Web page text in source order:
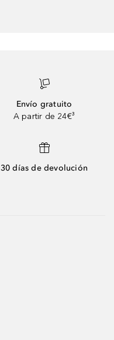
Envío gratuito
A partir de 24€³
30 días de devolución